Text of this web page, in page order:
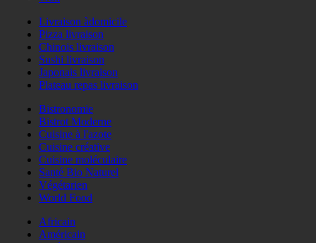
Livraison àdomicile
Pizza livraison
Chinois livraison
Sushi livraison
Japonais livraison
Plateau repas livraison
Bistronomie
Bistrot Moderne
Cuisine à l'azote
Cuisine créative
Cuisine moléculaire
Santé Bio Naturel
Végétarien
World Food
Africain
Américain